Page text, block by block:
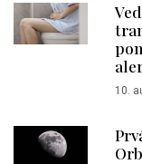
10.